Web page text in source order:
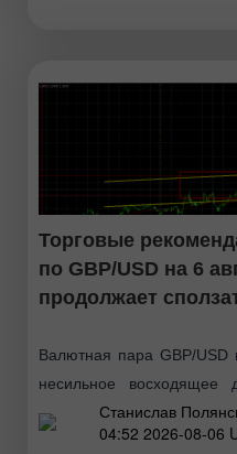
Торговые
по GBP/USD на 6
продолжает
Валютная пара GBP/USD
несильное восходящее
полностью
отчета(которые, к
Станислав
04:52 2026-08-06